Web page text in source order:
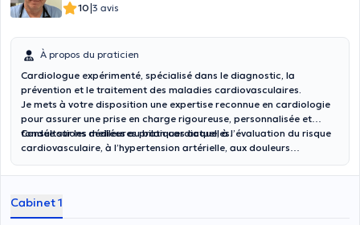
10|3 avis
À propos du praticien
Cardiologue expérimenté, spécialisé dans le diagnostic, la
prévention et le traitement des maladies cardiovasculaires.
Je mets à votre disposition une expertise reconnue en cardiologie
pour assurer une prise en charge rigoureuse, personnalisée et
fondée sur les meilleures pratiques actuelles.
Consultations dédiées au bilan cardiaque, à l’évaluation du risque
cardiovasculaire, à l’hypertension artérielle, aux douleurs
terme. Mon objectif est de vous accompagner avec compétence,
cardiovasculaire.
Cabinet 1